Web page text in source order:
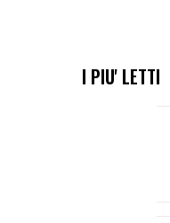
I PIU' LETTI